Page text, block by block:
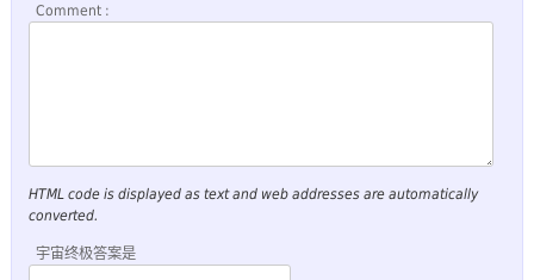
Comment :
HTML code is displayed as text and web addresses are automatically
converted.
宇宙终极答案是